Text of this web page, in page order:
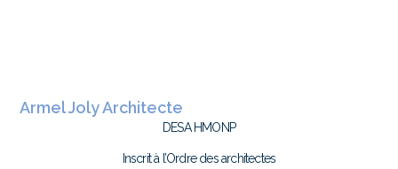
Armel Joly Architecte
DESA HMONP
Inscrit à l’Ordre des architectes